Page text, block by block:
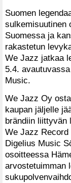
Suomen
sulkemisuutinen
Suomessa ja
rakastetun
We Jazz jatkaa
5.4.
Music.
We Jazz Oy
kaupan jäljelle
brändiin liittyvän
We Jazz Record
Digelius Music
osoitteessa
arvostetuimman